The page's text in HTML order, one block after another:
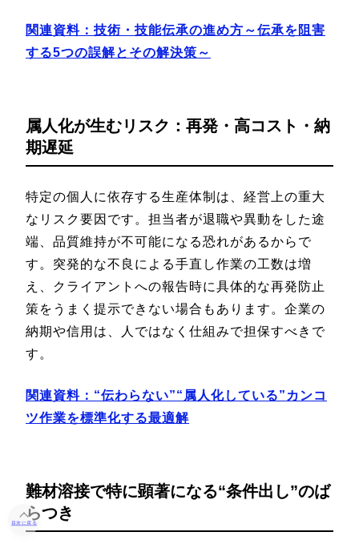
関連資料：技術・技能伝承の進め方～伝承を阻害
する5つの誤解とその解決策～
属人化が生むリスク：再発・高コスト・納
期遅延
特定の個人に依存する生産体制は、経営上の重大
なリスク要因です。担当者が退職や異動をした途
端、品質維持が不可能になる恐れがあるからで
す。突発的な不良による手直し作業の工数は増
え、クライアントへの報告時に具体的な再発防止
策をうまく提示できない場合もあります。企業の
納期や信用は、人ではなく仕組みで担保すべきで
す。
関連資料：“伝わらない”“属人化している”カンコ
ツ作業を標準化する最適解
難材溶接で特に顕著になる“条件出し”のば
らつき
目次に戻る